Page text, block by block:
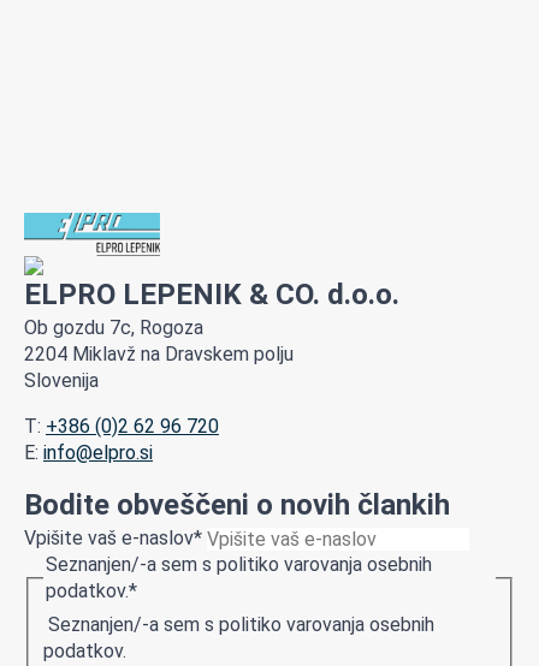
ELPRO LEPENIK & CO. d.o.o.
Ob gozdu 7c, Rogoza
2204 Miklavž na Dravskem polju
Slovenija
T: +386 (0)2 62 96 720
E: info@elpro.si
Bodite obveščeni o novih člankih
Vpišite vaš e-naslov*
Seznanjen/-a sem s politiko varovanja osebnih
podatkov.*
Seznanjen/-a sem s politiko varovanja osebnih
podatkov.